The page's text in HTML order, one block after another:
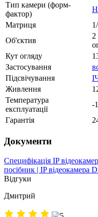
Тип камери (форм-
фактор)
Матриця
Об'єктив
Кут огляду
Застосування
Підсвічування
Живлення
Температура
експлуатації
-
Гарантія
Документи
Специфікація IP
посібник | IP відеокамера
Відгуки
Дмитрий